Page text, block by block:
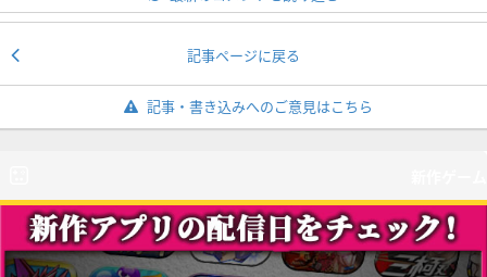
記事ページに戻る
記事・書き込みへのご意見はこちら